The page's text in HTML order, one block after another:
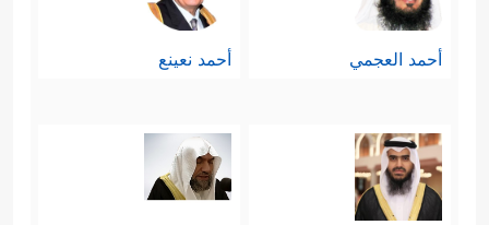
أحمد العجمي أحمد نعينع